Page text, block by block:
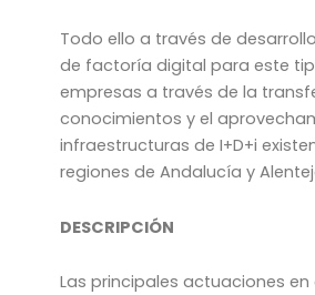
Todo ello a través de
de factoría digital para este
empresas a través de la
conocimientos y el
infraestructuras de I+D+i
regiones de Andalucía y
DESCRIPCIÓN
Las principales actuaciones